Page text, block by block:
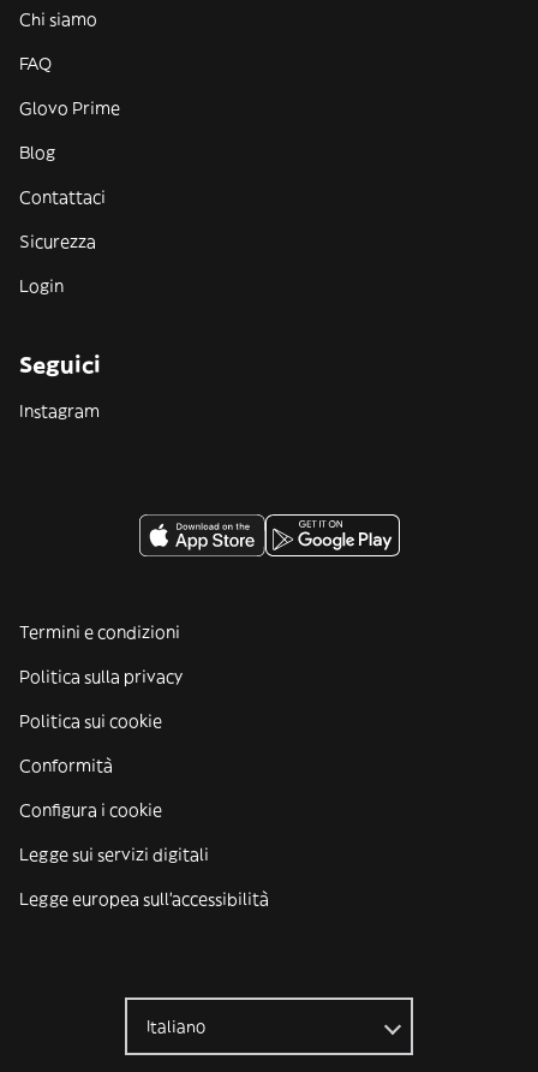
Chi siamo
FAQ
Glovo Prime
Blog
Contattaci
Sicurezza
Login
Seguici
Instagram
Termini e condizioni
Politica sulla privacy
Politica sui cookie
Conformità
Configura i cookie
Legge sui servizi digitali
Legge europea sull'accessibilità